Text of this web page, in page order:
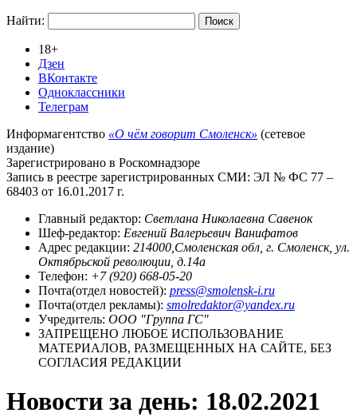
Найти:
18+
Дзен
ВКонтакте
Одноклассники
Телеграм
Информагентство «О чём говорит Смоленск» (сетевое
издание)
Зарегистрировано в Роскомнадзоре
Запись в реестре зарегистрированных СМИ: ЭЛ № ФС 77 –
68403 от 16.01.2017 г.
Главный редактор: Светлана Николаевна Савенок
Шеф-редактор: Евгений Валерьевич Ванифатов
Адрес редакции: 214000,Смоленская обл, г. Смоленск, ул.
Октябрьской революции, д.14а
Телефон: +7 (920) 668-05-20
Почта(отдел новостей): press@smolensk-i.ru
Почта(отдел рекламы): smolredaktor@yandex.ru
Учредитель: ООО "Группа ГС"
ЗАПРЕЩЕНО ЛЮБОЕ ИСПОЛЬЗОВАНИЕ
МАТЕРИАЛОВ, РАЗМЕЩЕННЫХ НА САЙТЕ, БЕЗ
СОГЛАСИЯ РЕДАКЦИИ
Новости за день: 18.02.2021